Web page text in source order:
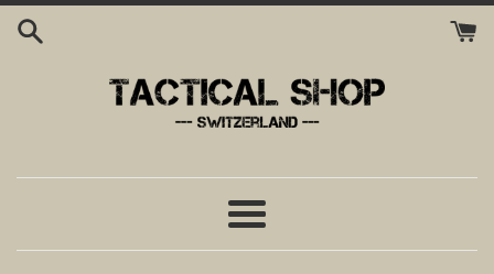
Passer
Menu